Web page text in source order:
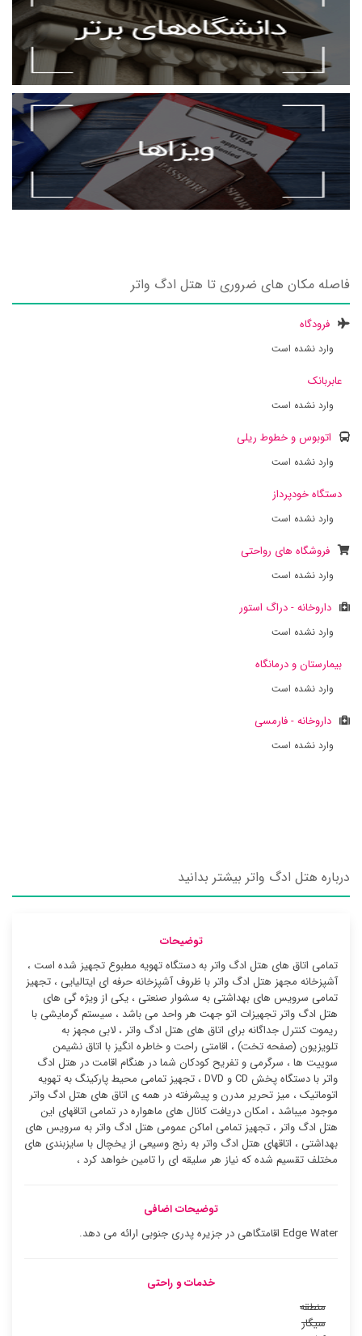
فاصله مکان های ضروری تا هتل ادگ واتر
فرودگاه
وارد نشده است
عابربانک
وارد نشده است
اتوبوس و خطوط ریلی
وارد نشده است
دستگاه خودپرداز
وارد نشده است
فروشگاه های رواحتی
وارد نشده است
داروخانه - دراگ استور
وارد نشده است
بیمارستان و درمانگاه
وارد نشده است
داروخانه - فارمسی
وارد نشده است
درباره هتل ادگ واتر بیشتر بدانید
توضیحات
تمامی اتاق های هتل ادگ واتر به دستگاه تهویه مطبوع تجهیز شده است ،
آشپزخانه مجهز هتل ادگ واتر با ظروف آشپزخانه حرفه ای ایتالیایی ، تجهیز
تمامی سرویس های بهداشتی به سشوار صنعتی ، یکی از ویژه گی های
هتل ادگ واتر تجهیزات اتو جهت هر واحد می باشد ، سیستم گرمایشی با
ریموت کنترل جداگانه برای اتاق های هتل ادگ واتر ، لابی مجهز به
تلویزیون (صفحه تخت) ، اقامتی راحت و خاطره انگیز با اتاق نشیمن
سوییت ها ، سرگرمی و تفریح کودکان شما در هنگام اقامت در هتل ادگ
واتر با دستگاه پخش CD و DVD ، تجهیز تمامی محیط پارکینگ به تهویه
اتوماتیک ، میز تحریر مدرن و پیشرفته در همه ی اتاق های هتل ادگ واتر
موجود میباشد ، امکان دریافت کانال های ماهواره در تمامی اتاقهای این
هتل ادگ واتر ، تجهیز تمامی اماکن عمومی هتل ادگ واتر به سرویس های
بهداشتی ، اتاقهای هتل ادگ واتر به رنج وسیعی از یخچال با سایزبندی های
مختلف تقسیم شده که نیاز هر سلیقه ای را تامین خواهد کرد ،
توضیحات اضافی
Edge Water اقامتگاهی در جزیره پدری جنوبی ارائه می دهد.
خدمات و راحتی
منطقه
سیگار